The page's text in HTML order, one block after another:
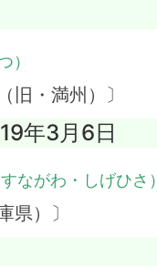
）
旧・満州）〕
年3月6日
すながわ・しげひさ）
県）〕